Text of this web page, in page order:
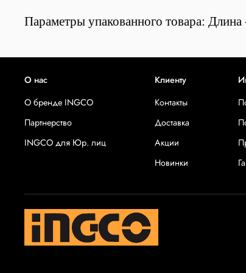
Параметры упакованного товара:
О нас
О бренде INGCO
Партнерство
INGCO для Юр. лиц
Клиенту
Контакты
Доставка
Акции
Новинки